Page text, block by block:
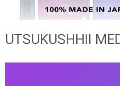
UTSUKUSHHII